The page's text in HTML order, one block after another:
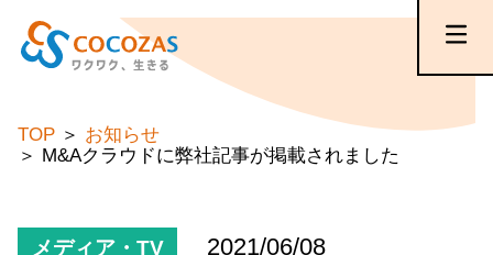
TOP
お知らせ
M&Aクラウドに弊社記事が掲載されました
メディア・TV 2021/06/08